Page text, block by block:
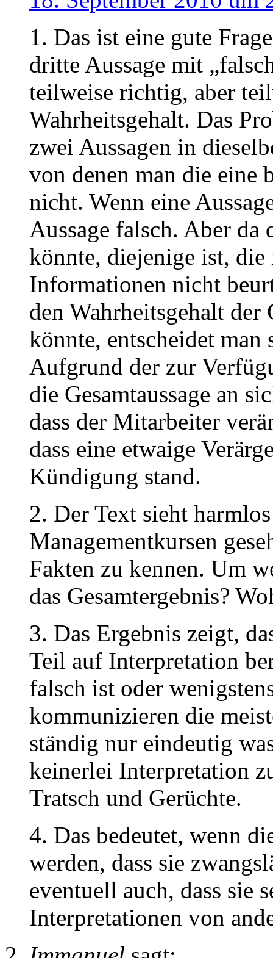
1. Das ist eine gute
dritte Aussage mit
teilweise richtig, aber
Wahrheitsgehalt. Das
zwei Aussagen in
von denen man die eine
nicht. Wenn eine
Aussage falsch. Aber da
könnte, diejenige ist, die
Informationen nicht
den Wahrheitsgehalt der
könnte, entscheidet
Aufgrund der zur
die Gesamtaussage an
dass der Mitarbeiter
dass eine etwaige
Kündigung stand.
2. Der Text sieht
Managementkursen
Fakten zu kennen. Um
das Gesamtergebnis?
3. Das Ergebnis zeigt,
Teil auf Interpretation
falsch ist oder
kommunizieren die
ständig nur eindeutig
keinerlei Interpretation
Tratsch und Gerüchte.
4. Das bedeutet, wenn
werden, dass sie
eventuell auch, dass sie
Interpretationen von